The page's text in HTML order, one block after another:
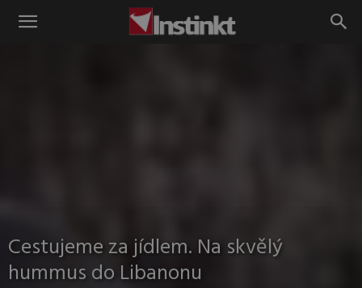
Instinkt
Cestujeme za jídlem. Na skvělý
hummus do Libanonu